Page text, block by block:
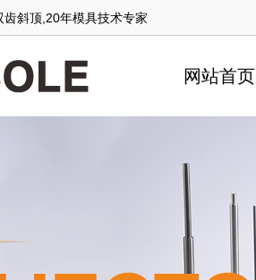
斜顶,20年模具技术专家
网站首页